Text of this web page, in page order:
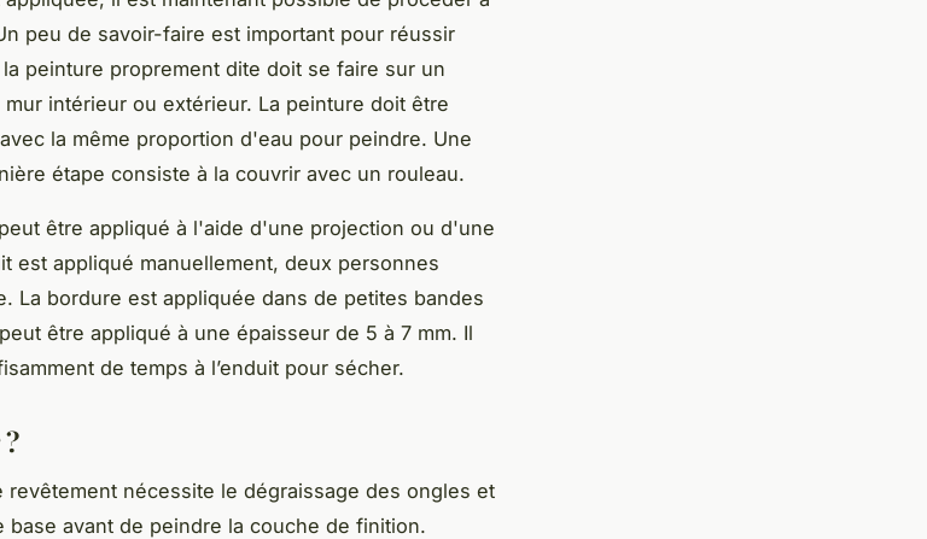
peu de savoir-faire est important pour réussir
la peinture proprement dite doit se faire sur un
intérieur ou extérieur. La peinture doit être
la même proportion d'eau pour peindre. Une
étape consiste à la couvrir avec un rouleau.
être appliqué à l'aide d'une projection ou d'une
est appliqué manuellement, deux personnes
La bordure est appliquée dans de petites bandes
être appliqué à une épaisseur de 5 à 7 mm. Il
de temps à l’enduit pour sécher.
revêtement nécessite le dégraissage des ongles et
base avant de peindre la couche de finition.